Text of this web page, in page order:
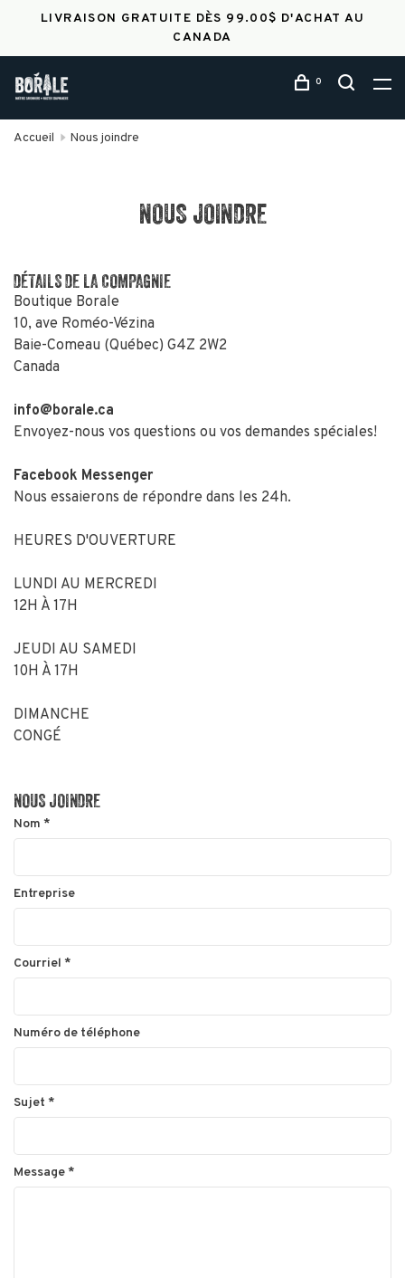
LIVRAISON GRATUITE DÈS 99.00$ D'ACHAT AU
CANADA
0
Accueil Nous joindre
NOUS JOINDRE
DÉTAILS DE LA COMPAGNIE
Boutique Borale
10, ave Roméo-Vézina
Baie-Comeau (Québec) G4Z 2W2
Canada
info@borale.ca
Envoyez-nous vos questions ou vos demandes spéciales!
Facebook Messenger
Nous essaierons de répondre dans les 24h.
HEURES D'OUVERTURE
LUNDI AU MERCREDI
12H À 17H
JEUDI AU SAMEDI
10H À 17H
DIMANCHE
CONGÉ
NOUS JOINDRE
Nom *
Entreprise
Courriel *
Numéro de téléphone
Sujet *
Message*